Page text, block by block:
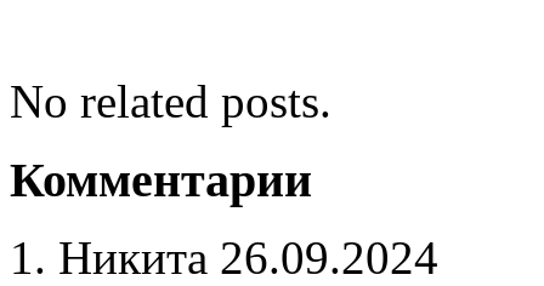
No related posts.
Комментарии
Никита 26.09.2024